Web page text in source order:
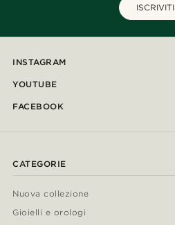
ISCRIVITI
INSTAGRAM
YOUTUBE
FACEBOOK
CATEGORIE
Nuova collezione
Gioielli e orologi